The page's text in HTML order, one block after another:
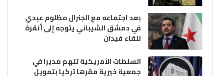
بعد اجتماعه مع الجنرال مظلوم عبدي
في دمشق الشيباني يتوجه إلى أنقرة
للقاء فيدان
السلطات الأمريكية تتهم مديرا في
جمعية خيرية مقرها تركيا بتمويل